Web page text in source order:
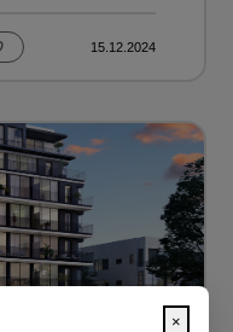
15.12.2024
×